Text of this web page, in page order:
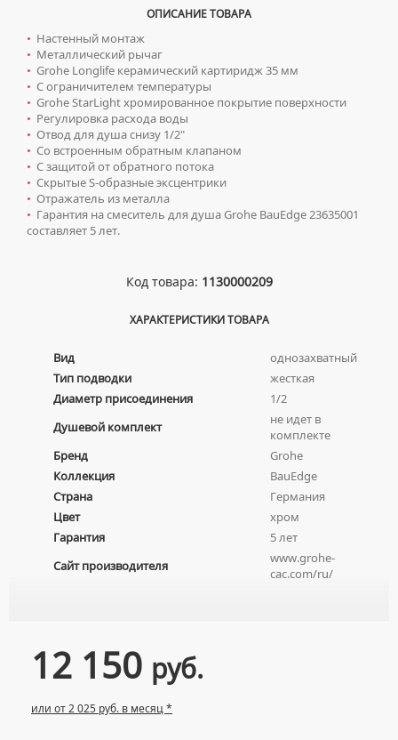
ОПИСАНИЕ ТОВАРА
• Настенный монтаж
• Металлический рычаг
• Grohe Longlife керамический картиридж 35 мм
• С ограничителем температуры
• Grohe StarLight хромированное покрытие поверхности
• Регулировка расхода воды
• Отвод для душа снизу 1/2"
• Со встроенным обратным клапаном
• С защитой от обратного потока
• Скрытые S-образные эксцентрики
• Отражатель из металла
• Гарантия на смеситель для душа Grohe BauEdge 23635001
составляет 5 лет.
Код товара: 1130000209
ХАРАКТЕРИСТИКИ ТОВАРА
Вид
однозахватный
Тип подводки
жесткая
Диаметр присоединения
1/2
Душевой комплект
не идет в
комплекте
Бренд
Grohe
Коллекция
BauEdge
Страна
Германия
Цвет
хром
Гарантия
5 лет
Сайт производителя
www.grohe-
cac.com/ru/
12 150 руб.
или от 2 025 руб. в месяц *
ШКАФЫ НАВЕСНЫЕ
СИФОНЫ ДЛЯ КУХОННЫХ МОЕК
ПОРУЧНИ ДЛЯ МГН
СМЕСИТЕЛИ ДЛЯ МГН
УМЫВАЛЬНИКИ ДЛЯ МГН
УНИТАЗЫ ДЛЯ МГН
СМЕСИТЕЛИ ДЛЯ ВАННЫ
СМЕСИТЕЛИ ДЛЯ ДУША
СМЕСИТЕЛИ ДЛЯ КУХНИ
СМЕСИТЕЛИ ДЛЯ УМЫВАЛЬНИКА
СМЕСИТЕЛИ МОНО
СМЕСИТЕЛИ НА БОРТ ВАННЫ
ТЕРМОСТАТИЧЕСКИЕ СМЕСИТЕЛИ
ДЛЯ УМЫВАЛЬНИКОВ
Сушилки для рук
АВТОМАТИЧЕСКИЕ СУШИЛКИ ДЛЯ РУК
НАЖИМНЫЕ СУШИЛКИ ДЛЯ РУК
ПОГРУЖНЫЕ СУШИЛКИ ДЛЯ РУК
Умывальники
МЕБЕЛЬНЫЕ УМЫВАЛЬНИКИ
НАКЛАДНЫЕ УМЫВАЛЬНИКИ
ПОДВЕСНЫЕ УМЫВАЛЬНИКИ
УМЫВАЛЬНИКИ НАД СТИРАЛЬНЫМИ МАШИНАМИ
УМЫВАЛЬНИКИ С ПЬЕДЕСТАЛАМИ
ПРИСТАВНЫЕ УНИТАЗЫ
УНИТАЗЫ-КОМПАКТЫ
УНИТАЗЫ С БИДЕТКОЙ